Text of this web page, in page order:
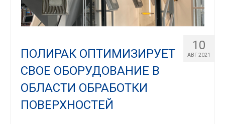
10
АВГ 2021
ПОЛИРАК ОПТИМИЗИРУЕТ
СВОЕ ОБОРУДОВАНИЕ В
ОБЛАСТИ ОБРАБОТКИ
ПОВЕРХНОСТЕЙ